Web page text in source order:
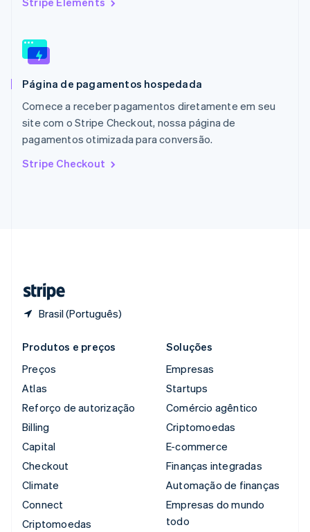
Página de pagamentos hospedada
Comece a receber pagamentos diretamente em seu
site com o Stripe Checkout, nossa página de
pagamentos otimizada para conversão.
Stripe Checkout
Brasil (Português)
Portugal
Português
English简体中文
Reino Unido
English
República Tcheca
English
English
Produtos e preços
Preços
Atlas
Reforço de autorização
Billing
Capital
Checkout
Climate
Connect
Criptomoedas
Soluções
Empresas
Startups
Comércio agêntico
Criptomoedas
E-commerce
Finanças integradas
Automação de finanças
Empresas do mundo
todo